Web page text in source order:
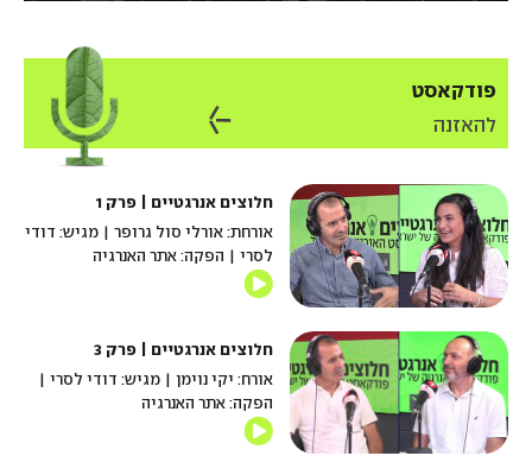
פודקאסט
להאזנה
חלוצים אנרגטיים | פרק 1
אורחת: אורלי סול גרופר | מגיש: דודי
לסרי | הפקה: אתר האנרגיה
חלוצים אנרגטיים | פרק 3
אורח: יקי נוימן | מגיש: דודי לסרי |
הפקה: אתר האנרגיה